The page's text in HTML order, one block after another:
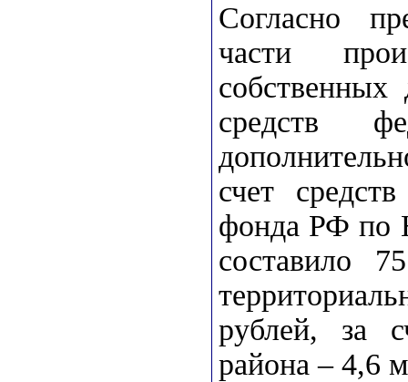
Согласно
части
средств
счет
фонда РФ по
составило
рублей, за
района – 4,6